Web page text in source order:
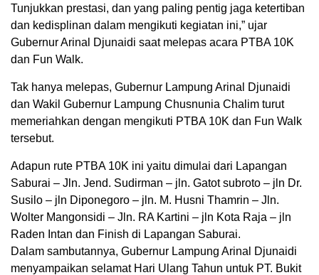
Tunjukkan prestasi, dan yang paling pentig jaga ketertiban
dan kedisplinan dalam mengikuti kegiatan ini,” ujar
Gubernur Arinal Djunaidi saat melepas acara PTBA 10K
dan Fun Walk.
Tak hanya melepas, Gubernur Lampung Arinal Djunaidi
dan Wakil Gubernur Lampung Chusnunia Chalim turut
memeriahkan dengan mengikuti PTBA 10K dan Fun Walk
tersebut.
Adapun rute PTBA 10K ini yaitu dimulai dari Lapangan
Saburai – Jln. Jend. Sudirman – jln. Gatot subroto – jln Dr.
Susilo – jln Diponegoro – jln. M. Husni Thamrin – Jln.
Wolter Mangonsidi – Jln. RA Kartini – jln Kota Raja – jln
Raden Intan dan Finish di Lapangan Saburai.
Dalam sambutannya, Gubernur Lampung Arinal Djunaidi
menyampaikan selamat Hari Ulang Tahun untuk PT. Bukit